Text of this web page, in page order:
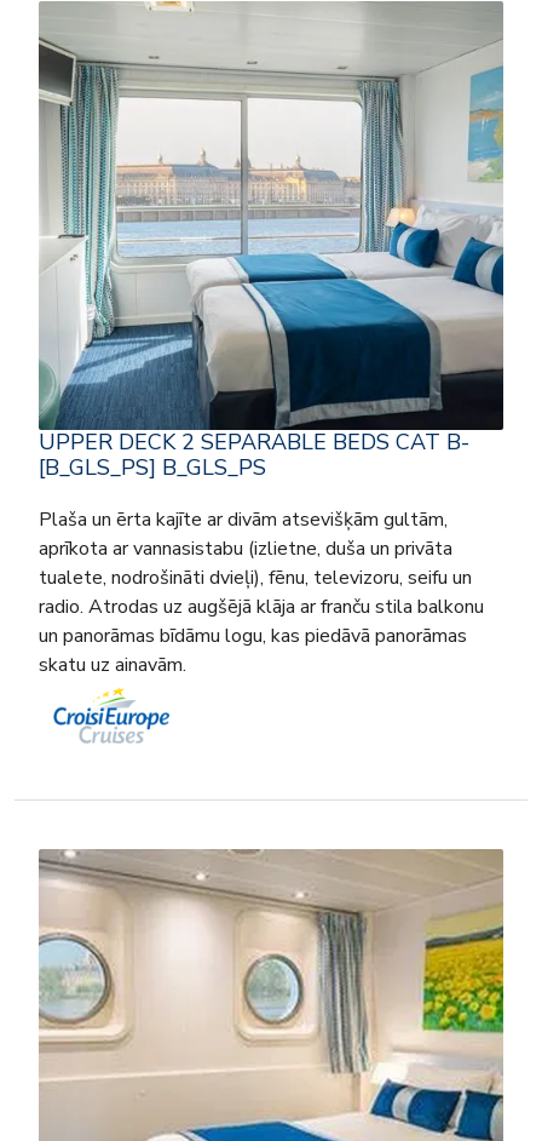
UPPER DECK 2 SEPARABLE BEDS CAT B-
[B_GLS_PS] B_GLS_PS
Plaša un ērta kajīte ar divām atsevišķām gultām,
aprīkota ar vannasistabu (izlietne, duša un privāta
tualete, nodrošināti dvieļi), fēnu, televizoru, seifu un
radio. Atrodas uz augšējā klāja ar franču stila balkonu
un panorāmas bīdāmu logu, kas piedāvā panorāmas
skatu uz ainavām.